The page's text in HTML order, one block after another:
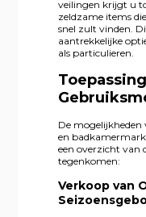
veilingen krijgt u
zeldzame items
snel zult vinden.
aantrekkelijke
als particulieren.
De mogelijkheden
en
een overzicht van
tegenkomen:
Verkoop van